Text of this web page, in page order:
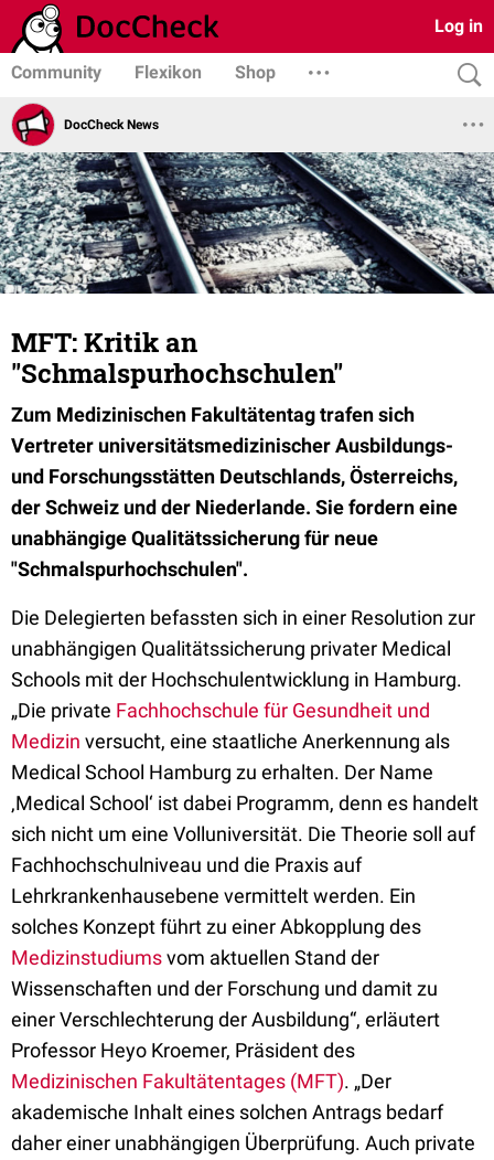
Log in
Community Flexikon Shop
DocCheck News
MFT: Kritik an
"Schmalspurhochschulen"
Zum Medizinischen Fakultätentag trafen sich
Vertreter universitätsmedizinischer Ausbildungs-
und Forschungsstätten Deutschlands, Österreichs,
der Schweiz und der Niederlande. Sie fordern eine
unabhängige Qualitätssicherung für neue
"Schmalspurhochschulen".
Die Delegierten befassten sich in einer Resolution zur
unabhängigen Qualitätssicherung privater Medical
Schools mit der Hochschulentwicklung in Hamburg.
„Die private Fachhochschule für Gesundheit und
Medizin versucht, eine staatliche Anerkennung als
Medical School Hamburg zu erhalten. Der Name
‚Medical School‘ ist dabei Programm, denn es handelt
sich nicht um eine Volluniversität. Die Theorie soll auf
Fachhochschulniveau und die Praxis auf
Lehrkrankenhausebene vermittelt werden. Ein
solches Konzept führt zu einer Abkopplung des
Medizinstudiumsvom aktuellen Stand der
Wissenschaften und der Forschung und damit zu
einer Verschlechterung der Ausbildung“, erläutert
Professor Heyo Kroemer, Präsident des
Medizinischen Fakultätentages (MFT). „Der
akademische Inhalt eines solchen Antrags bedarf
daher einer unabhängigen Überprüfung. Auch private